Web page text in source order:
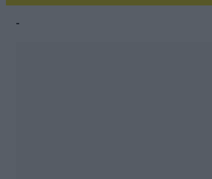
-